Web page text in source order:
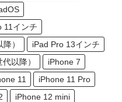
11インチ
）
iPad Pro 13インチ
以降）
iPhone 7
11
iPhone 11 Pro
iPhone 12 mini